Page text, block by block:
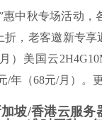
惠中秋专场活动，
折，老客邀新专
）美国云
/年（68元/月）。
坡/香港云服务